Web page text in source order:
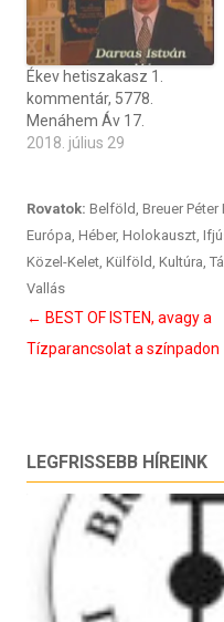
Ékev hetiszakasz 1.
kommentár, 5778.
Menáhem Áv 17.
2018. július 29
Rovatok: Belföld Breuer Péter
Európa Héber, Holokauszt
Közel-Kelet Külföld Kultúra
Vallás
Bejegyzés
navigáció
← BEST OF ISTEN, avagy a
Tízparancsolat a színpadon
LEGFRISSEBB HÍREINK